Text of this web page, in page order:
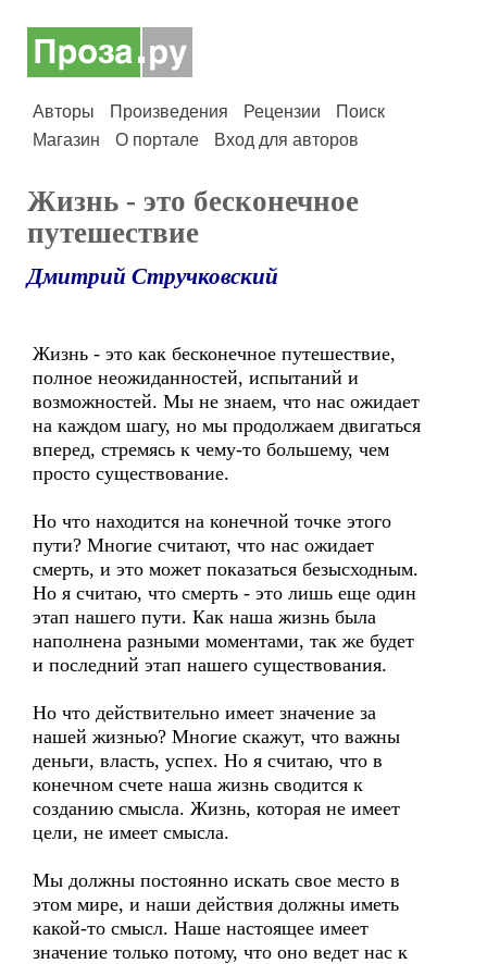
Авторы Произведения Рецензии
Поиск
Магазин
О портале Вход для авторов
Жизнь - это бесконечное
путешествие
Дмитрий Стручковский
Жизнь - это как бесконечное путешествие,
полное неожиданностей, испытаний и
возможностей. Мы не знаем, что нас ожидает
на каждом шагу, но мы продолжаем двигаться
вперед, стремясь к чему-то большему, чем
просто существование.
Но что находится на конечной точке этого
пути? Многие считают, что нас ожидает
смерть, и это может показаться безысходным.
Но я считаю, что смерть - это лишь еще один
этап нашего пути. Как наша жизнь была
наполнена разными моментами, так же будет
и последний этап нашего существования.
Но что действительно имеет значение за
нашей жизнью? Многие скажут, что важны
деньги, власть, успех. Но я считаю, что в
конечном счете наша жизнь сводится к
созданию смысла. Жизнь, которая не имеет
цели, не имеет смысла.
Мы должны постоянно искать свое место в
этом мире, и наши действия должны иметь
какой-то смысл. Наше настоящее имеет
значение только потому, что оно ведет нас к